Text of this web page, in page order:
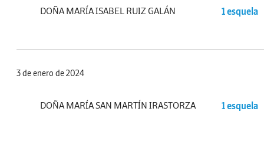
DOÑA MARÍA ISABEL RUIZ GALÁN 1 esquela
3 de enero de 2024
DOÑA MARÍA SAN MARTÍN IRASTORZA 1 esquela